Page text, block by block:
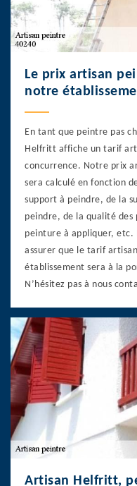
Le prix artisan
notre
En tant que peintre pas
Helfritt affiche un tarif
concurrence. Notre prix
sera calculé en fonction
support à peindre, de la
peindre, de la qualité
peinture à appliquer, etc.
assurer que le tarif
établissement sera à la
N’hésitez pas à nous
Artisan Helfritt,